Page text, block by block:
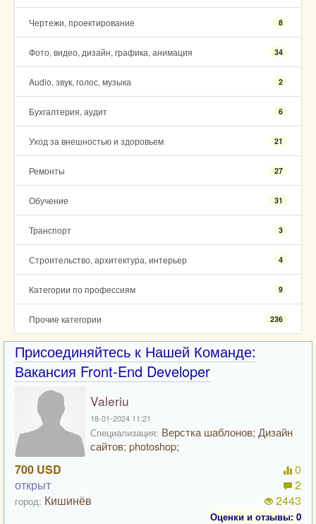
Чертежи, проектирование 8
Фото, видео, дизайн, графика, анимация 34
Audio, звук, голос, музыка 2
Бухгалтерия, аудит 6
Уход за внешностью и здоровьем 21
Ремонты 27
Обучение 31
Транспорт 3
Строительство, архитектура, интерьер 4
Категории по профессиям 9
Прочие категории 236
Присоединяйтесь к Нашей Команде:
Вакансия Front-End Developer
Valeriu
18-01-2024 11:21
Специализация: Верстка шаблонов; Дизайн
сайтов; photoshop;
700 USD
открыт
город: Кишинёв
0
2
2443
Оценки и отзывы: 0